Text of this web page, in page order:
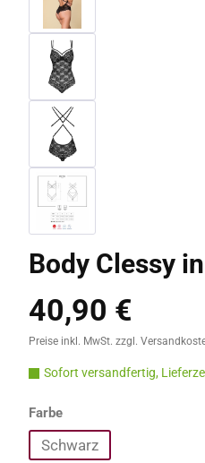
Body Clessy
Regulärer Preis:
40,90 €
Preise inkl. MwSt. zzgl.
Sofort versandfertig,
Farbeauswählen
Schwarz